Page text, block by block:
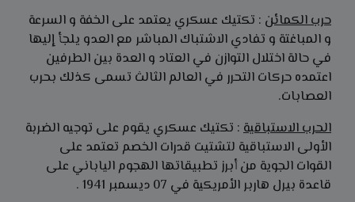
حرب الكمائن : تكتيك عسكري يعتمد على الخفة و السرعة
و المباغتة و تفادي الاشتباك المباشر مع العدو يلجأ إليها
في حالة اختلال التوازن في العتاد و العدة بين الطرفين
اعتمده حركات التحرر في العالم الثالث تسمى كذلك بحرب
العصابات.
الحرب الاستباقية : تكتيك عسكري يقوم على توجيه الضربة
الأولى الاستباقية لتشتيت قدرات الخصم تعتمد على
القوات الجوية من أبرز تطبيقاتها الهجوم الياباني على
قاعدة بيرل هاربر الأمريكية في 07 ديسمبر 1941 .